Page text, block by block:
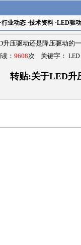
行业动态·技术资料·LED驱动
升压驱动还是降压驱动的
： 9608次 关键字： LED
转贴:关于LED升